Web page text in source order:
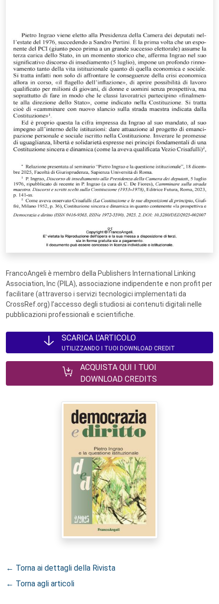
FrancoAngeli è membro della Publishers International Linking
Association, Inc (PILA), associazione indipendente e non profit per
facilitare (attraverso i servizi tecnologici implementati da
CrossRef.org) l’accesso degli studiosi ai contenuti digitali nelle
pubblicazioni professionali e scientifiche.
SCARICA L'ARTICOLO
UTILIZZANDO I TUOI DOWNLOAD CREDIT
ACQUISTA QUI I TUOI
DOWNLOAD CREDITS
← Torna ai dettagli della Rivista
← Torna agli articoli